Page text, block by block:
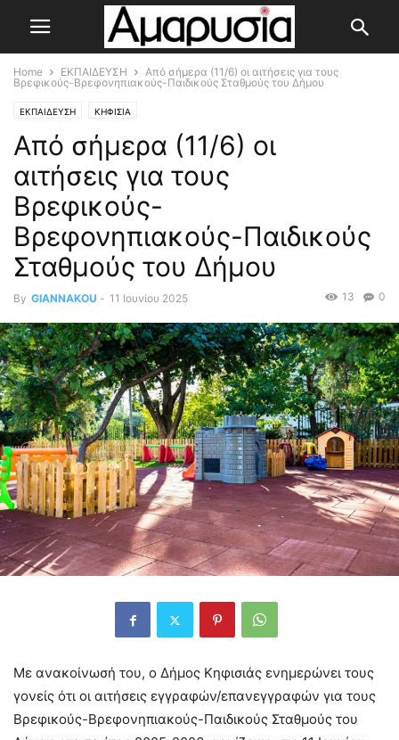
Home ΕΚΠΑΙΔΕΥΣΗ
Από σήμερα (11/6) οι αιτήσεις για τους
Βρεφικούς-Βρεφονηπιακούς-Παιδικούς Σταθμούς του Δήμου
ΕΚΠΑΙΔΕΥΣΗ ΚΗΦΙΣΙΑ
Από σήμερα (11/6) οι
αιτήσεις για τους
Βρεφικούς-
Βρεφονηπιακούς-Παιδικούς
Σταθμούς του Δήμου
By GIANNAKOU - 11 Ιουνίου 2025 0
13
Με ανακοίνωσή του, ο Δήμος Κηφισιάς ενημερώνει τους
γονείς ότι οι αιτήσεις εγγραφών/επανεγγραφών για τους
Βρεφικούς-Βρεφονηπιακούς-Παιδικούς Σταθμούς του